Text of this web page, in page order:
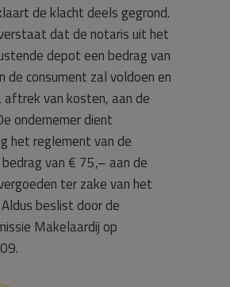
de klacht deels gegrond.
dat de notaris uit het
depot een bedrag van
de consument zal voldoen en
van kosten, aan de
ondernemer dient
het reglement van de
van € 75,– aan de
ter zake van het
beslist door de
Makelaardij op